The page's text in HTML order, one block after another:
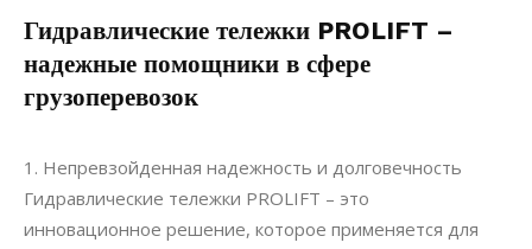
Гидравлические тележки PROLIFT –
надежные помощники в сфере
грузоперевозок
14.06.2022
1. Непревзойденная надежность и долговечность
Гидравлические тележки PROLIFT – это
инновационное решение, которое применяется для